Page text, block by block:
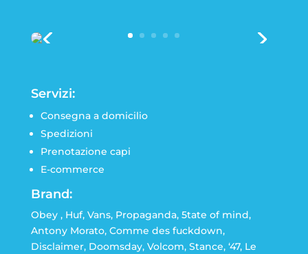
Servizi:
Consegna a domicilio
Spedizioni
Prenotazione capi
E-commerce
Brand:
Obey , Huf, Vans, Propaganda, 5tate of mind,
Antony Morato, Comme des fuckdown,
Disclaimer, Doomsday, Volcom, Stance, ‘47, Le